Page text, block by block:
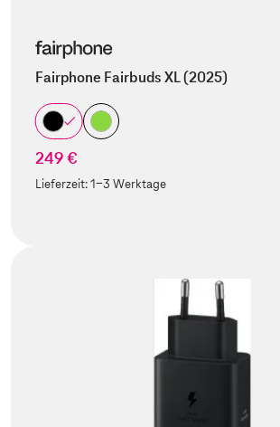
Fairphone Fairbuds XL (2025)
249 €
Lieferzeit:1-3 Werktage